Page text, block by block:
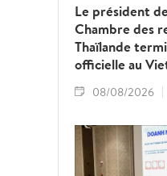
Le président
Chambre des
Thaïlande
officielle au
08/08/2026